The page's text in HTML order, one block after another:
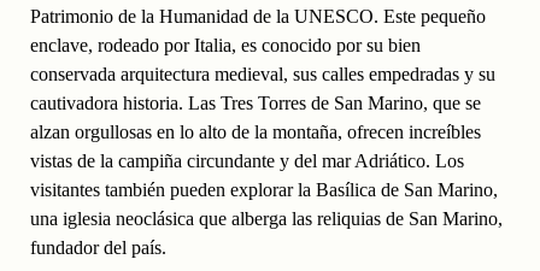
Patrimonio de la Humanidad de la UNESCO. Este pequeño
enclave, rodeado por Italia, es conocido por su bien
conservada arquitectura medieval, sus calles empedradas y su
cautivadora historia. Las Tres Torres de San Marino, que se
alzan orgullosas en lo alto de la montaña, ofrecen increíbles
vistas de la campiña circundante y del mar Adriático. Los
visitantes también pueden explorar la Basílica de San Marino,
una iglesia neoclásica que alberga las reliquias de San Marino,
fundador del país.